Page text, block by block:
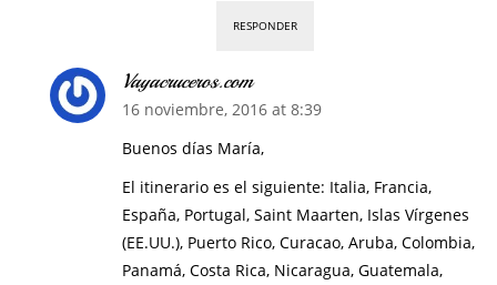
RESPONDER
Vayacruceros.com
16 noviembre, 2016 at 8:39
Buenos días María,
El itinerario es el siguiente: Italia, Francia,
España, Portugal, Saint Maarten, Islas Vírgenes
(EE.UU.), Puerto Rico, Curacao, Aruba, Colombia,
Panamá, Costa Rica, Nicaragua, Guatemala,